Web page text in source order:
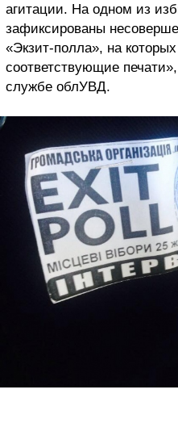
агитации. На одном из
зафиксированы
«Экзит-полла», на
соответствующие
службе облУВД.